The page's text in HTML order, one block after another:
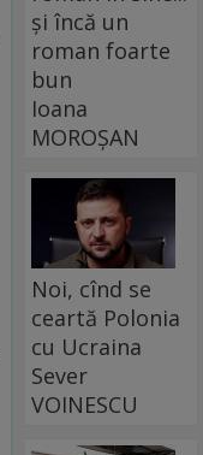
și încă un
roman foarte
bun
Ioana
MOROȘAN
Noi, cînd se
ceartă Polonia
cu Ucraina
Sever
VOINESCU